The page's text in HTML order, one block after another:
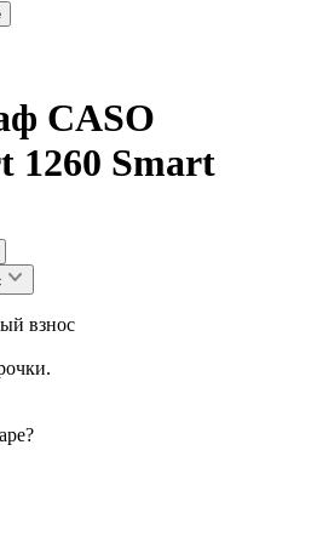
CASO
1260 Smart
взнос